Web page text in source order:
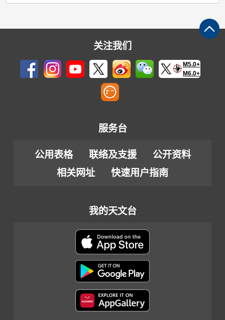
关注我们
M5.0+
M6.0+
服务台
公用表格 联络及支援
公开资料
相关网址
快速用户指南
我的天文台